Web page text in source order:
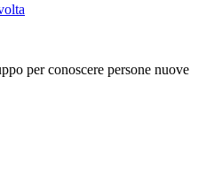
per conoscere persone nuove